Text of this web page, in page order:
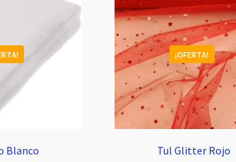
Blanco Tul Glitter Rojo
¡OFERTA!